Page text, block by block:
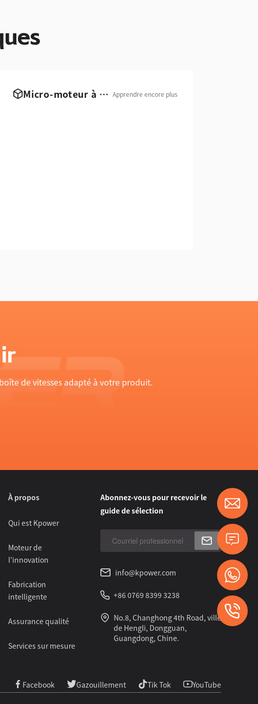
Micro-moteur à engrenages Apprendre encore plus
de vitesses adapté à votre produit.
Abonnez-vous pour recevoir le
guide de sélection
info@kpower.com
+86 0769 8399 3238
No.8, Changhong 4th Road, ville
de Hengli, Dongguan,
Guangdong, Chine.
À propos
Qui est Kpower
Moteur de
l'innovation
Fabrication
intelligente
Assurance qualité
Services sur mesure
Facebook Gazouillement Tik Tok YouTube